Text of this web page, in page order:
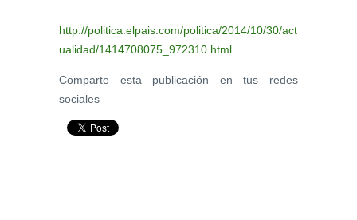
http://politica.elpais.com/politica/2014/10/30/act
ualidad/1414708075_972310.html
Comparte esta publicación en tus redes
sociales